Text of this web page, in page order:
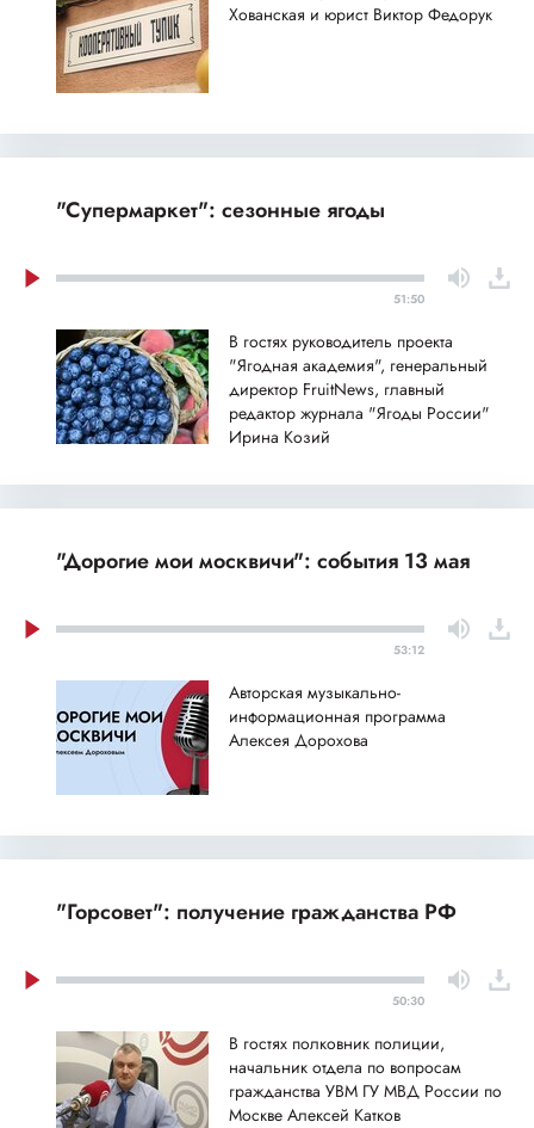
Хованская и юрист Виктор Федорук
"Супермаркет": сезонные ягоды
51:50
В гостях руководитель проекта
"Ягодная академия", генеральный
директор FruitNews, главный
редактор журнала "Ягоды России"
Ирина Козий
"Дорогие мои москвичи": события 13 мая
53:12
Авторская музыкально-
информационная программа
Алексея Дорохова
"Горсовет": получение гражданства РФ
50:30
В гостях полковник полиции,
начальник отдела по вопросам
гражданства УВМ ГУ МВД России по
Москве Алексей Катков